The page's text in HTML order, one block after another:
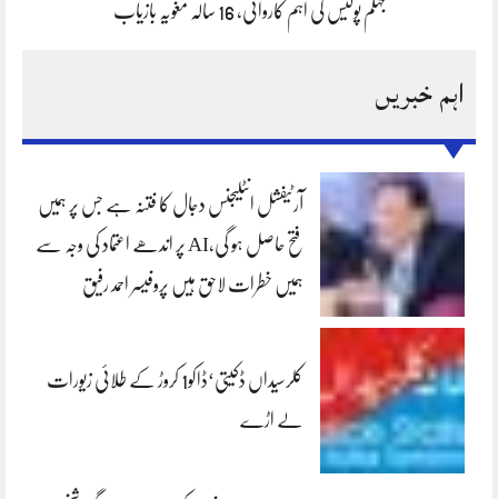
جہلم پولیس کی اہم کاروائی، 16 سالہ مغویہ بازیاب
اہم خبریں
آرٹیفشل انٹلیجنس دجال کا فتنہ ہے جس پر ہمیں
فتح حاصل ہو گی،AI پر اندھے اعتماد کی وجہ سے
ہمیں خطرات لاحق ہیں پروفیسر احمد رفیق
کلرسیداں ڈکیتی‘ڈاکو1 کروڑ کے طلائی زیورات
لے اڑے